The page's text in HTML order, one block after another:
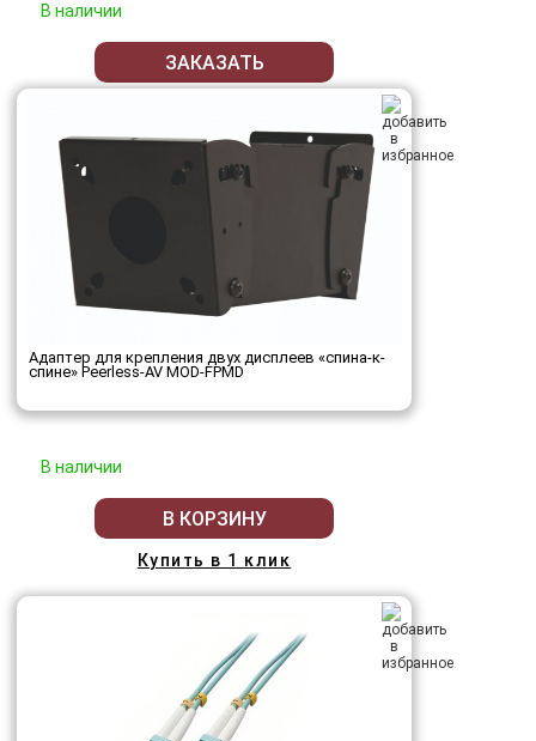
В наличии
ЗАКАЗАТЬ
Адаптер для крепления двух дисплеев «спина-к-
спине» Peerless-AV MOD-FPMD
В наличии
В КОРЗИНУ
Купить в 1 клик